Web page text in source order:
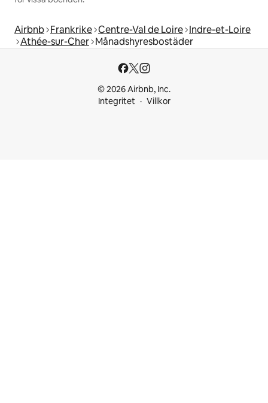
Airbnb Frankrike Centre-Val de Loire Indre-et-Loire
Athée-sur-Cher Månadshyresbostäder
© 2026 Airbnb, Inc.
Integritet
Villkor